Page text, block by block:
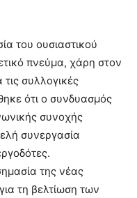
του ουσιαστικού
πνεύμα, χάρη στον
συλλογικές
ότι ο συνδυασμός
συνοχής
συνεργασία
της νέας
τη βελτίωση των